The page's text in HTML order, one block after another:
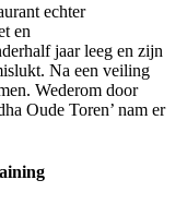
echter
en
jaar leeg en zijn
Na een veiling
Wederom door
Oude Toren’ nam er